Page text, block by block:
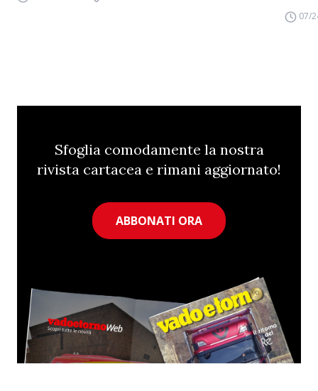
07/
Sfoglia comodamente la nostra
rivista cartacea e rimani aggiornato!
ABBONATI ORA